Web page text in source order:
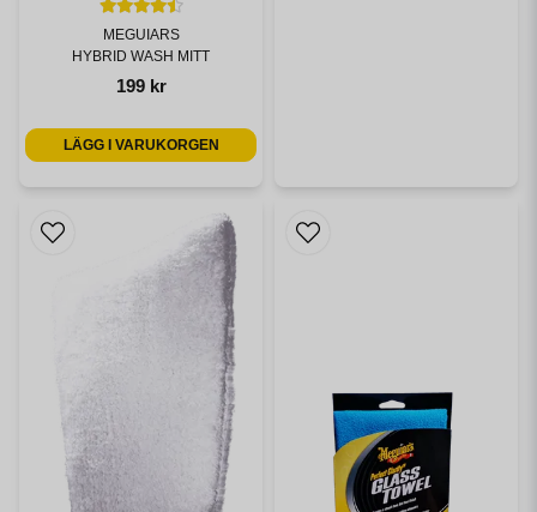
MEGUIARS
HYBRID WASH MITT
199 kr
LÄGG I VARUKORGEN